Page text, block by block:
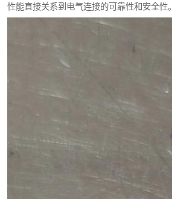
性能直接关系到电气连接的可靠性和安全性。